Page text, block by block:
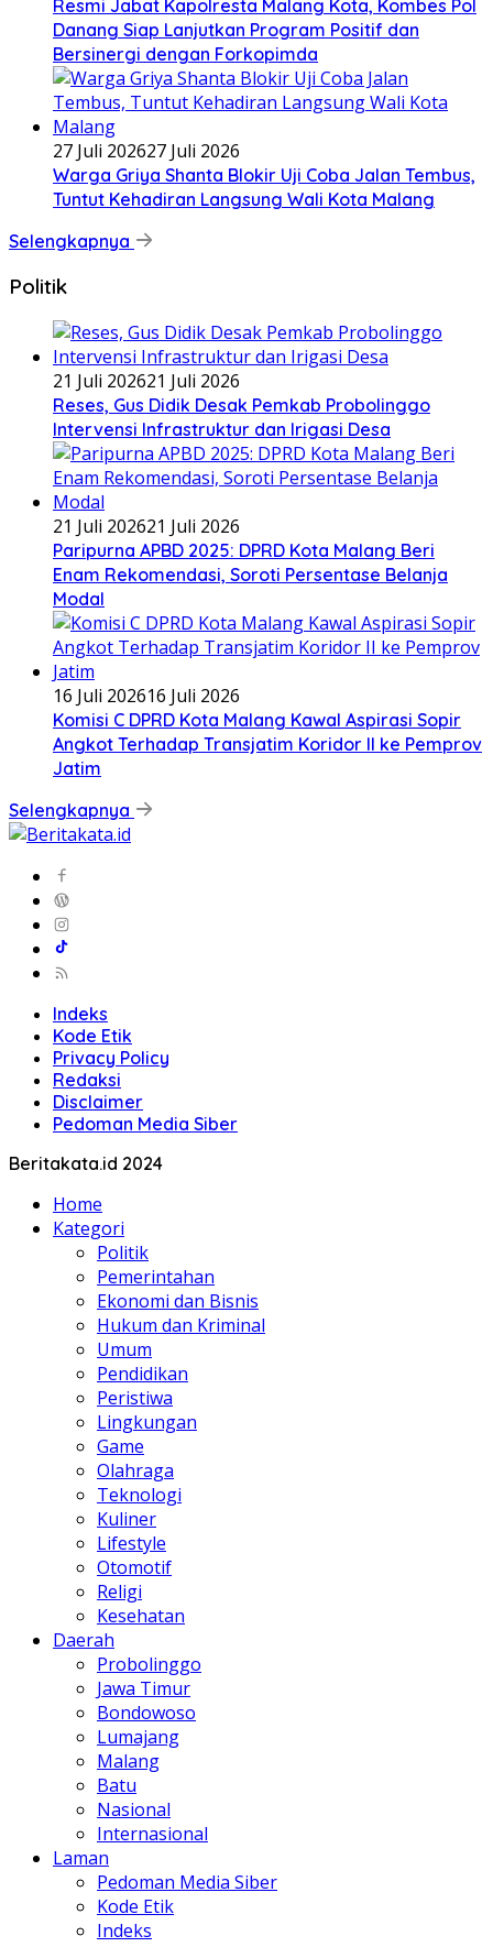
Resmi Jabat Kapolresta Malang Kota, Kombes Pol
Danang Siap Lanjutkan Program Positif dan
Bersinergi dengan Forkopimda
27 Juli 202627 Juli 2026
Warga Griya Shanta Blokir Uji Coba Jalan Tembus,
Tuntut Kehadiran Langsung Wali Kota Malang
Selengkapnya
Politik
21 Juli 202621 Juli 2026
Reses, Gus Didik Desak Pemkab Probolinggo
Intervensi Infrastruktur dan Irigasi Desa
21 Juli 202621 Juli 2026
Paripurna APBD 2025: DPRD Kota Malang Beri
Enam Rekomendasi, Soroti Persentase Belanja
Modal
16 Juli 202616 Juli 2026
Komisi C DPRD Kota Malang Kawal Aspirasi Sopir
Angkot Terhadap Transjatim Koridor II ke Pemprov
Jatim
Selengkapnya
Indeks
Kode Etik
Privacy Policy
Redaksi
Disclaimer
Pedoman Media Siber
Beritakata.id 2024
Home
Kategori
Politik
Pemerintahan
Ekonomi dan Bisnis
Hukum dan Kriminal
Umum
Pendidikan
Peristiwa
Lingkungan
Game
Olahraga
Teknologi
Kuliner
Lifestyle
Otomotif
Religi
Kesehatan
Daerah
Probolinggo
Jawa Timur
Bondowoso
Lumajang
Malang
Batu
Nasional
Internasional
Laman
Pedoman Media Siber
Kode Etik
Indeks